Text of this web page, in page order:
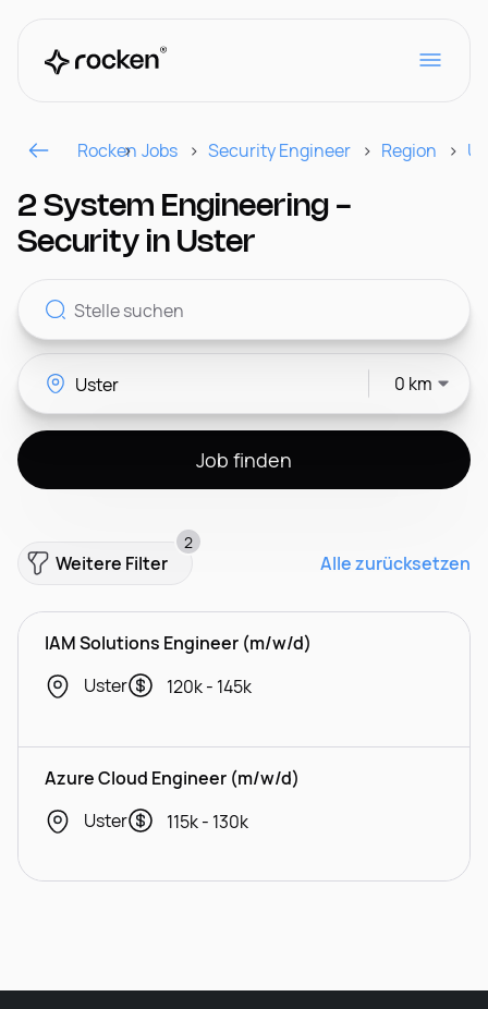
Für Arbeitgeber
Kontakt
CH
Rocken Jobs Security Engineer Region
2 System Engineering -
Security in Uster
0 km
Job finden
Weitere Filter
2
Alle zurücksetzen
IAM Solutions Engineer (m/w/d)
Uster
120k - 145k
Azure Cloud Engineer (m/w/d)
Uster
115k - 130k